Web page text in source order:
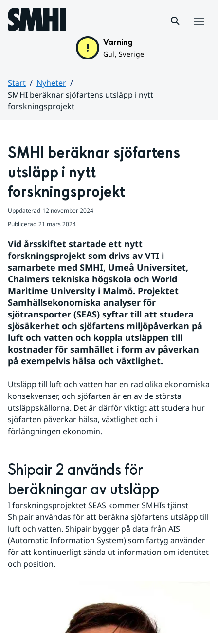
Hoppa till sidans innehåll
Varning
Gul, Sverige
Start
Nyheter
SMHI beräknar sjöfartens utsläpp i nytt
forskningsprojekt
SMHI beräknar sjöfartens
utsläpp i nytt
forskningsprojekt
Uppdaterad 12 november 2024
Publicerad 21 mars 2024
Vid årsskiftet startade ett nytt
forskningsprojekt som drivs av VTI i
samarbete med SMHI, Umeå Universitet,
Chalmers tekniska högskola och World
Maritime University i Malmö. Projektet
Samhällsekonomiska analyser för
sjötransporter (SEAS) syftar till att studera
sjösäkerhet och sjöfartens miljöpåverkan på
luft och vatten och koppla utsläppen till
kostnader för samhället i form av påverkan
på exempelvis hälsa och växtlighet.
Utsläpp till luft och vatten har en rad olika ekonomiska
konsekvenser, och sjöfarten är en av de största
utsläppskällorna. Det är därför viktigt att studera hur
sjöfarten påverkar hälsa, växtlighet och i
förlängningen ekonomin.
Shipair 2 används för
beräkningar av utsläpp
I forskningsprojektet SEAS kommer SMHIs tjänst
Shipair användas för att beräkna sjöfartens utsläpp till
luft och vatten. Shipair bygger på data från AIS
(Automatic Information System) som fartyg använder
för att kontinuerligt sända ut information om identitet
och position.